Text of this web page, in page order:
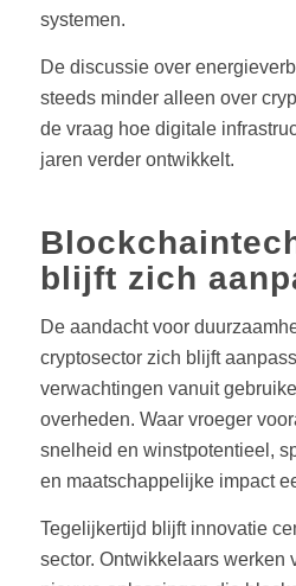
systemen.
De discussie over
steeds minder alleen over
de vraag hoe digitale
jaren verder ontwikkelt.
blijft zich
De aandacht voor
cryptosector zich blijft
verwachtingen vanuit
overheden. Waar vroeger
snelheid en winstpotentieel,
en maatschappelijke impact
Tegelijkertijd blijft innovatie
sector. Ontwikkelaars werken